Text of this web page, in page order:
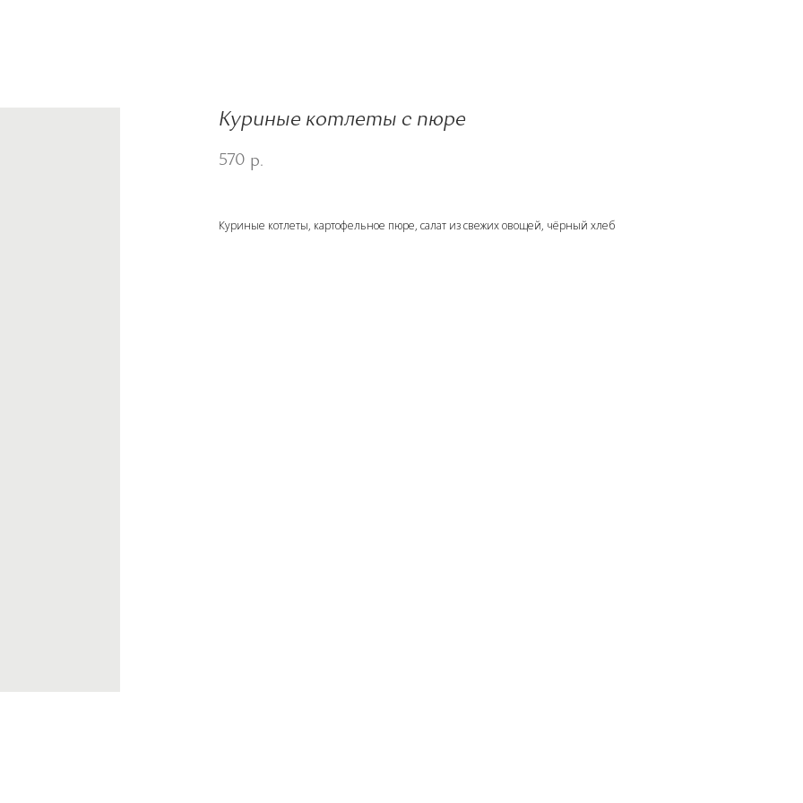
Куриные котлеты с пюре
570 р.
Куриные котлеты, картофельное пюре, салат из свежих овощей, чёрный хлеб